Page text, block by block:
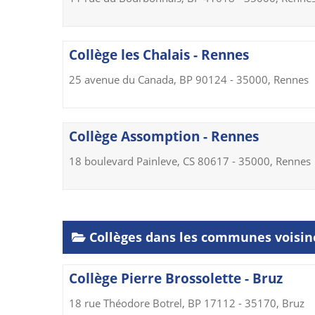
Collège les Chalais - Rennes
25 avenue du Canada, BP 90124 - 35000, Rennes
Collège Assomption - Rennes
18 boulevard Painleve, CS 80617 - 35000, Rennes
Collèges dans les communes
Collège Pierre Brossolette - Bruz
18 rue Théodore Botrel, BP 17112 - 35170, Bruz